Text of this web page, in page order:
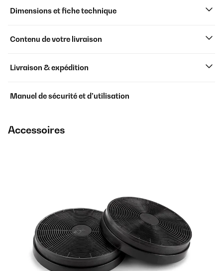
Dimensions et fiche technique
Contenu de votre livraison
Livraison & expédition
Manuel de sécurité et d’utilisation
Accessoires